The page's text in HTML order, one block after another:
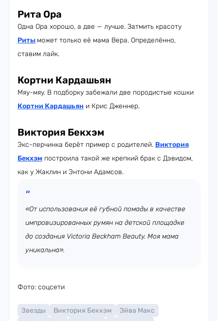
Рита Ора
Одна Ора хорошо, а две — лучше. Затмить красоту
Риты может только её мама Вера. Определённо,
ставим лайк.
Кортни Кардашьян
Мяу-мяу. В подборку забежали две породистые кошки
Кортни Кардашьян и Крис Дженнер.
Виктория Бекхэм
Экс-перчинка берёт пример с родителей. Виктория
Бекхэм построила такой же крепкий брак с Дэвидом,
как у Жаклин и Энтони Адамсов.
«От использования её губной помады в качестве
импровизированных румян на детской площадке
до создания Victoria Beckham Beauty. Моя мама
уникальна».
Фото: соцсети
Звезды Виктория Бекхэм
Эйва Макс